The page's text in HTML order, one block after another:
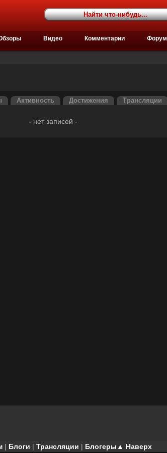
Видео Комментарии Форум
Активность Достижения Трансляции
- нет записей -
▲ Наверх
| Блоги | Трансляции | Блогеры